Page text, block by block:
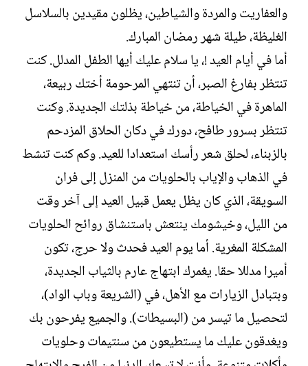
والعفاريت والمردة والشياطين، يظلون مقيدين بالسلاسل
الغليظة، طيلة شهر رمضان المبارك.
أما في أيام العيد !، يا سلام عليك أيها الطفل المدلل. كنت
تنتظر بفارغ الصبر، أن تنتهي المرحومة أختك ربيعة،
الماهرة في الخياطة، من خياطة بذلتك الجديدة. وكنت
تنتظر بسرور طافح، دورك في دكان الحلاق المزدحم
بالزبناء، لحلق شعر رأسك استعدادا للعيد. وكم كنت تنشط
في الذهاب والإياب بالحلويات من المنزل إلى فران
السويقة، الذي كان يظل يعمل قبيل العيد إلى آخر وقت
من الليل، وخيشومك ينتعش باستنشاق روائح الحلويات
المشكلة المغرية. أما يوم العيد فحدث ولا حرج، تكون
أميرا مدللا حقا. يغمرك ابتهاج عارم بالثياب الجديدة،
وبتبادل الزيارات مع الأهل، في (الشريعة وباب الواد)،
لتحصيل ما تيسر من (البسيطات). والجميع يفرحون بك
ويغدقون عليك ما يستطيعون من سنتيمات وحلويات